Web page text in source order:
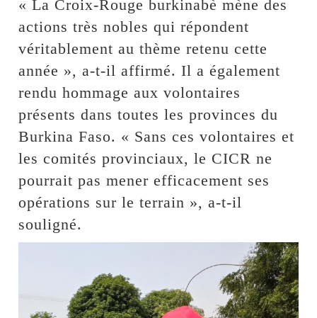
« La Croix-Rouge burkinabè mène des
actions très nobles qui répondent
véritablement au thème retenu cette
année », a-t-il affirmé. Il a également
rendu hommage aux volontaires
présents dans toutes les provinces du
Burkina Faso. « Sans ces volontaires et
les comités provinciaux, le CICR ne
pourrait pas mener efficacement ses
opérations sur le terrain », a-t-il
souligné.